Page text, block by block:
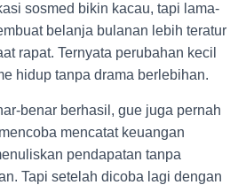
sosmed bikin kacau, tapi lama-
belanja bulanan lebih teratur
rapat. Ternyata perubahan kecil
hidup tanpa drama berlebihan.
benar berhasil, gue juga pernah
mencatat keuangan
pendapatan tanpa
Tapi setelah dicoba lagi dengan